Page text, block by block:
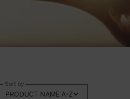
Sort by